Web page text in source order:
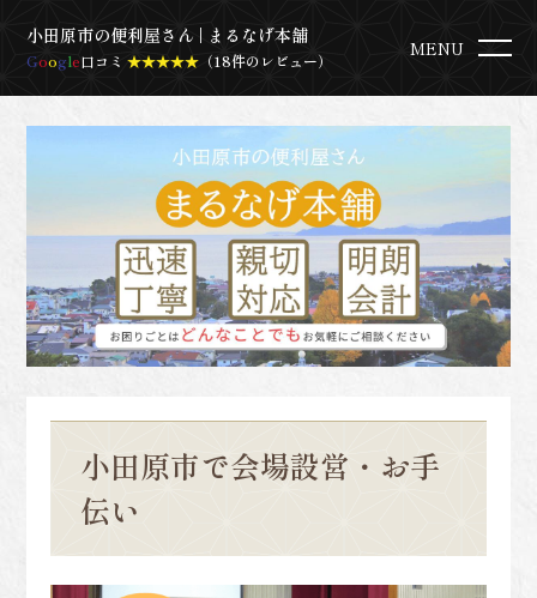
小田原市の便利屋さん | まるなげ本舗
Google口コミ★★★★★ （18件のレビュー）
MENU
小田原市で会場設営・お手
伝い